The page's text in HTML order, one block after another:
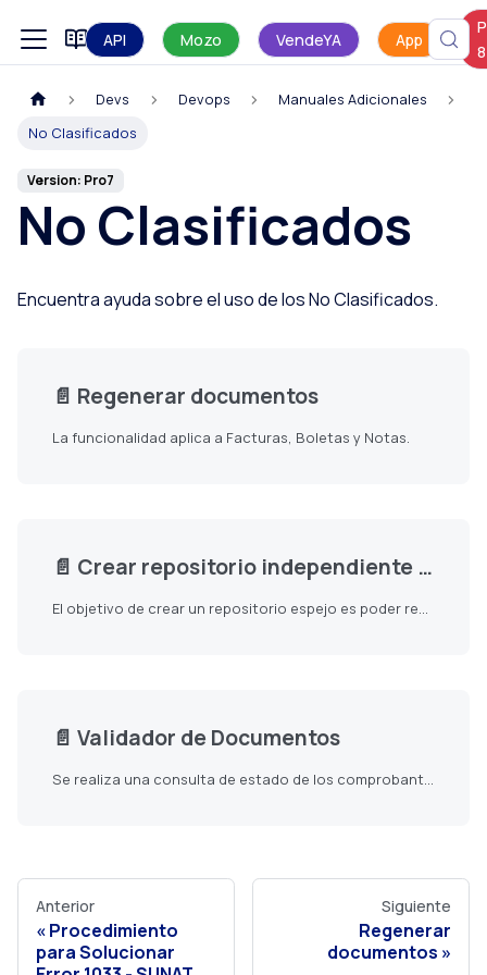
Manual de uso
API Mozo VendeYA App
8
Devs Devops
Manuales Adicionales
No Clasificados
Version: Pro7
No Clasificados
Encuentra ayuda sobre el uso de los No Clasificados.
📄️ Regenerar documentos
La funcionalidad aplica a Facturas, Boletas y Notas.
📄️ Crear repositorio independiente - Espejo (Mirror)
El objetivo de crear un repositorio espejo es poder realizar cambios propios en un repositorio independiente y obtener los cambios de un repositorio principal o raíz.
📄️ Validador de Documentos
Se realiza una consulta de estado de los comprobantes registrados en el facturador con Sunat, de esta forma validar el estado del comprobante en la entidad. Aplica a Facturas, Boletas y Notas.
Anterior
Procedimiento
para Solucionar
Siguiente
Regenerar
documentos